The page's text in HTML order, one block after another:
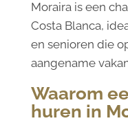
Moraira is een
Costa Blanca,
en senioren die
aangename
Waarom
huren in